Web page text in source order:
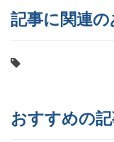
記事に関連
おすすめの